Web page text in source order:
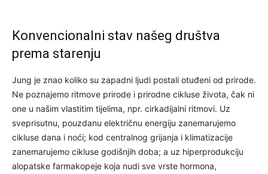
Konvencionalni stav našeg društva
prema starenju
Jung je znao koliko su zapadni ljudi postali otuđeni od prirode.
Ne poznajemo ritmove prirode i prirodne cikluse života, čak ni
one u našim vlastitim tijelima, npr. cirkadijalni ritmovi. Uz
sveprisutnu, pouzdanu električnu energiju zanemarujemo
cikluse dana i noći; kod centralnog grijanja i klimatizacije
zanemarujemo cikluse godišnjih doba; a uz hiperprodukciju
alopatske farmakopeje koja nudi sve vrste hormona,